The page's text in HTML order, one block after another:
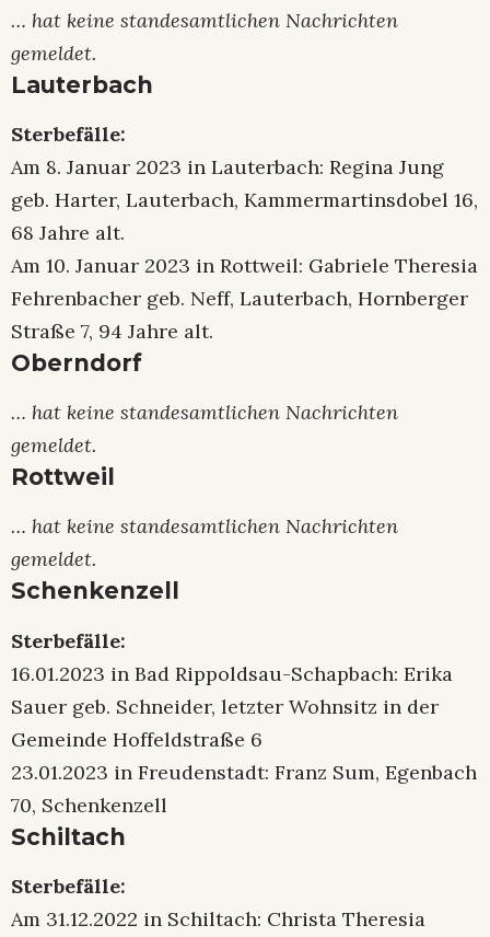
… hat keine standesamtlichen Nachrichten
gemeldet.
Lauterbach
Sterbefälle:
Am 8. Januar 2023 in Lauterbach: Regina Jung
geb. Harter, Lauterbach, Kammermartinsdobel 16,
68 Jahre alt.
Am 10. Januar 2023 in Rottweil: Gabriele Theresia
Fehrenbacher geb. Neff, Lauterbach, Hornberger
Straße 7, 94 Jahre alt.
Oberndorf
… hat keine standesamtlichen Nachrichten
gemeldet.
Rottweil
… hat keine standesamtlichen Nachrichten
gemeldet.
Schenkenzell
Sterbefälle:
16.01.2023 in Bad Rippoldsau-Schapbach: Erika
Sauer geb. Schneider, letzter Wohnsitz in der
Gemeinde Hoffeldstraße 6
23.01.2023 in Freudenstadt: Franz Sum, Egenbach
70, Schenkenzell
Schiltach
Sterbefälle:
Am 31.12.2022 in Schiltach: Christa Theresia